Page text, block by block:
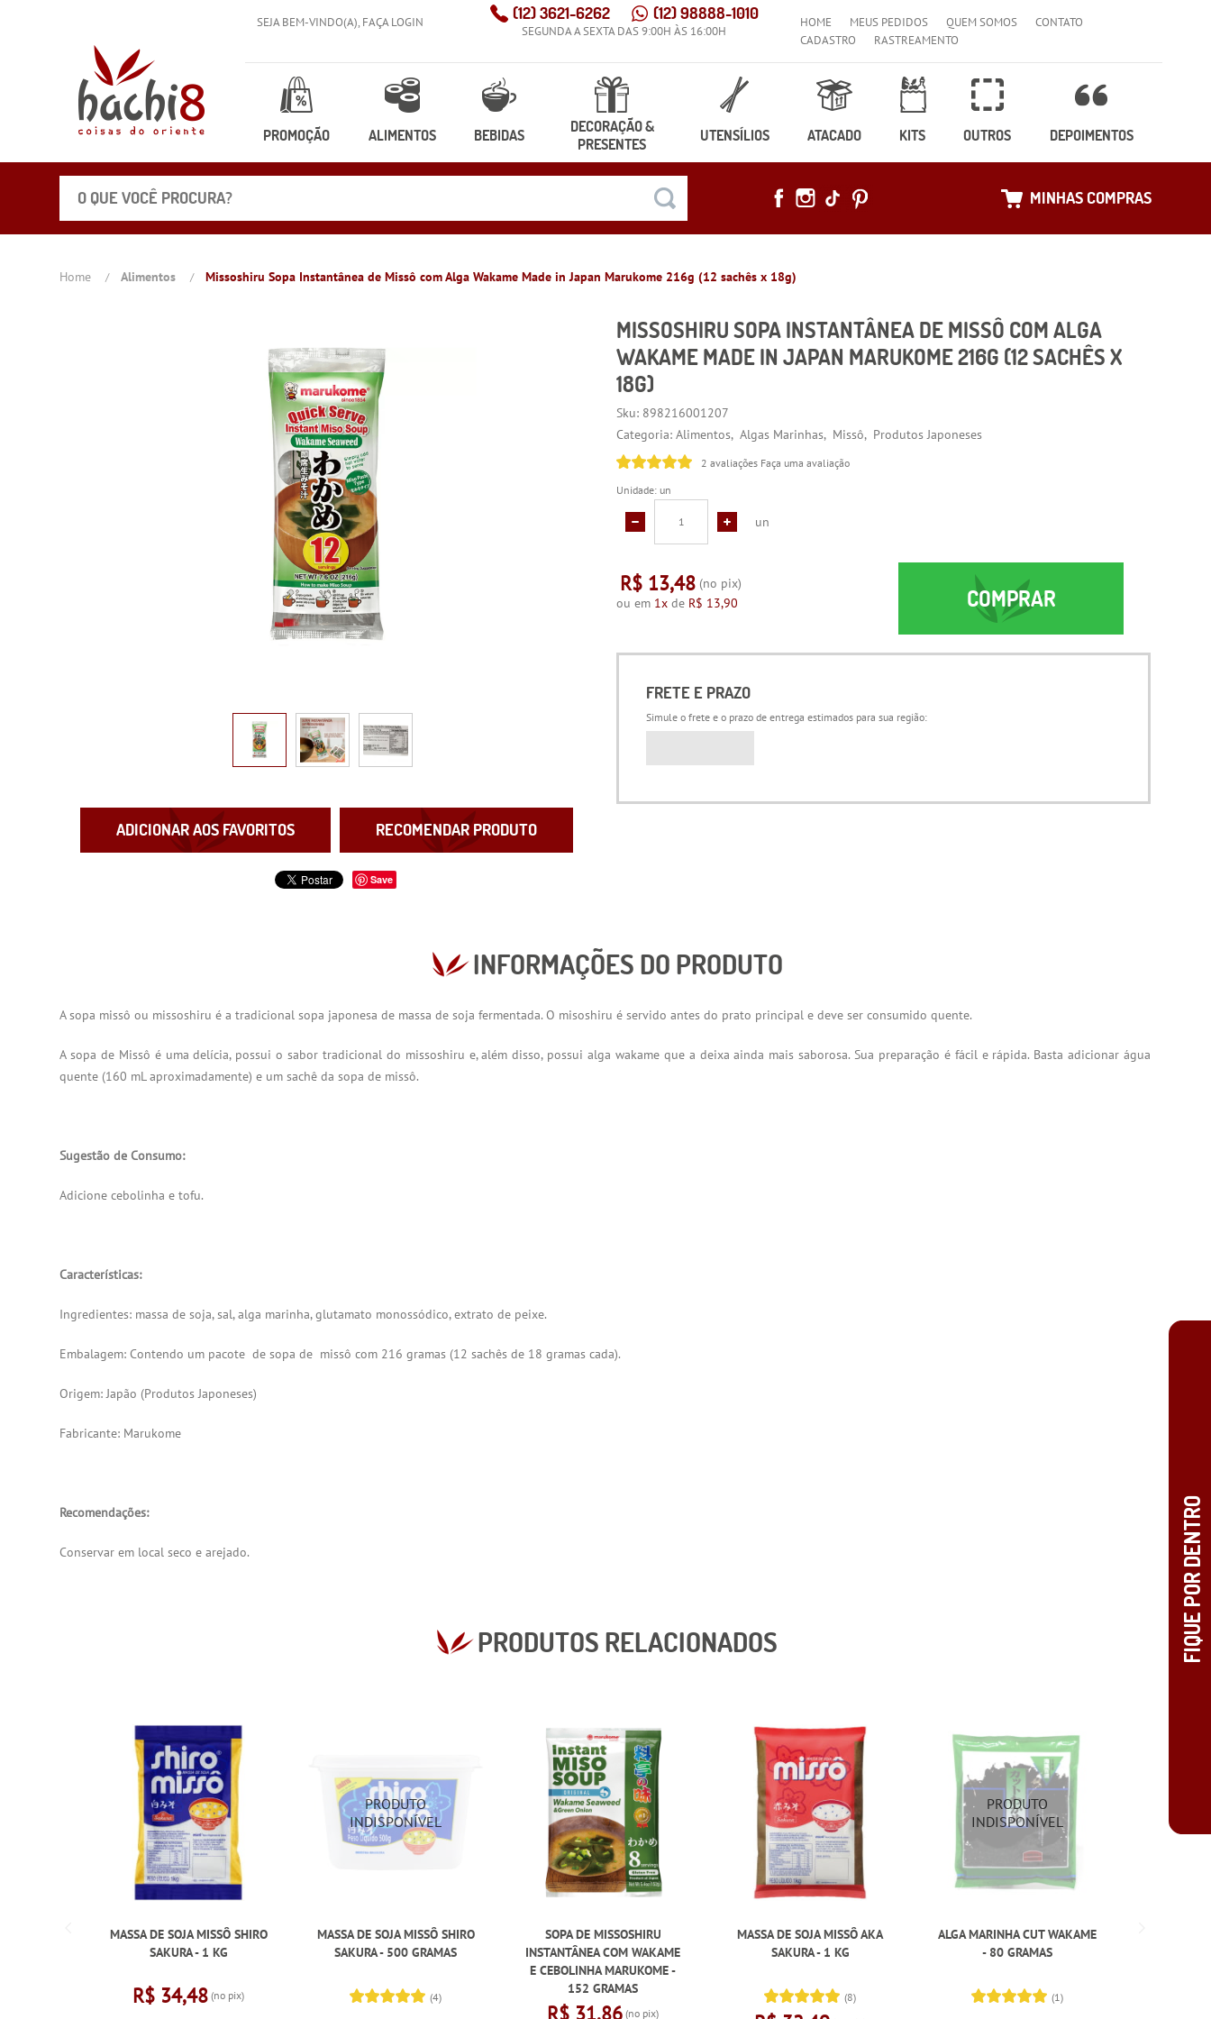
SEJA BEM-VINDO(A), FAÇA LOGIN (12)3621-6262 (12)98888-1010
SEGUNDA A SEXTA DAS 9:00H ÀS 16:00H
HOME MEUS PEDIDOS QUEM SOMOS
CONTATO
CADASTRO
RASTREAMENTO
PROMOÇÃO ALIMENTOS BEBIDAS
DECORAÇÃO &
PRESENTES
UTENSÍLIOS ATACADO KITS OUTROS DEPOIMENTOS
MINHAS COMPRAS
Home Alimentos Missoshiru Sopa Instantânea de Missô com Alga Wakame Made in Japan Marukome 216g (12 sachês x 18g)
ADICIONAR AOS FAVORITOS RECOMENDAR PRODUTO
Save
MISSOSHIRU SOPA INSTANTÂNEA DE MISSÔ COM ALGA
WAKAME MADE IN JAPAN MARUKOME 216G (12 SACHÊS X
18G)
Sku: 898216001207
Categoria: Alimentos Algas Marinhas Missô Produtos Japoneses
2 avaliações Faça uma avaliação
Unidade: un
un
R$ 13,48 (no pix)
ou em 1x de R$ 13,90 COMPRAR
FRETE E PRAZO
Simule o frete e o prazo de entrega estimados para sua região:
INFORMAÇÕES DO PRODUTO
A sopa missô ou missoshiru é a tradicional sopa japonesa de massa de soja fermentada. O misoshiru é servido antes do prato principal e deve ser consumido quente.
A sopa de Missô é uma delícia, possui o sabor tradicional do missoshiru e, além disso, possui alga wakame que a deixa ainda mais saborosa. Sua preparação é fácil e rápida. Basta adicionar água
quente (160 mL aproximadamente) e um sachê da sopa de missô.
Sugestão de Consumo:
Adicione cebolinha e tofu.
Características:
Ingredientes: massa de soja, sal, alga marinha, glutamato monossódico, extrato de peixe.
Embalagem: Contendo um pacote de sopa de missô com 216 gramas (12 sachês de 18 gramas cada).
Origem: Japão (Produtos Japoneses)
Fabricante: Marukome
Recomendações:
Conservar em local seco e arejado.
PRODUTOS RELACIONADOS
MASSA DE SOJA MISSÔ SHIRO
SAKURA - 1 KG
R$ 34,48 (no pix)
MASSA DE SOJA MISSÔ SHIRO
SAKURA - 500 GRAMAS
(4)
SOPA DE MISSOSHIRU
INSTANTÂNEA COM WAKAME
E CEBOLINHA MARUKOME -
152 GRAMAS
R$ 31,86 (no pix)
MASSA DE SOJA MISSÔ AKA
SAKURA - 1 KG
(8)
ALGA MARINHA CUT WAKAME
- 80 GRAMAS
(1)